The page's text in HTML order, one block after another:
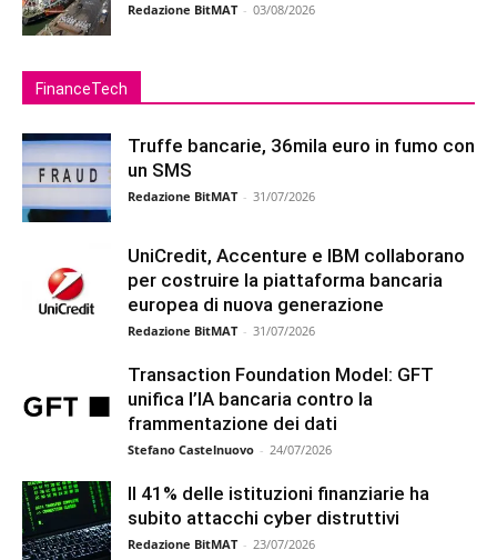
Redazione BitMAT - 03/08/2026
FinanceTech
Truffe bancarie, 36mila euro in fumo con
un SMS
Redazione BitMAT - 31/07/2026
UniCredit, Accenture e IBM collaborano
per costruire la piattaforma bancaria
europea di nuova generazione
Redazione BitMAT - 31/07/2026
Transaction Foundation Model: GFT
unifica l’IA bancaria contro la
frammentazione dei dati
Stefano Castelnuovo - 24/07/2026
Il 41% delle istituzioni finanziarie ha
subito attacchi cyber distruttivi
Redazione BitMAT - 23/07/2026